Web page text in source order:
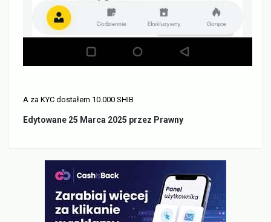
A za KYC dostałem 10.000 SHIB
Edytowane 25 Marca 2025 przez Prawny